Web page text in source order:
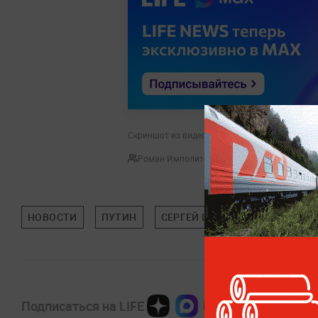
Скриншот из видео © LIFE
Роман Имполитов
НОВОСТИ ПУТИН СЕРГЕЙ ШОЙГУ
Подписаться на LIFE